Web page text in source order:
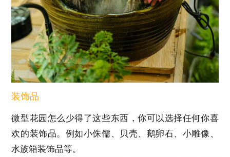
装饰品
微型花园怎么少得了这些东西，你可以选择任何你喜
欢的装饰品。例如小侏儒、贝壳、鹅卵石、小雕像、
水族箱装饰品等。